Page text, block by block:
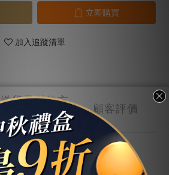
立即購買
加入追蹤清單
送貨及付款方
式
顧客評價
商品描述